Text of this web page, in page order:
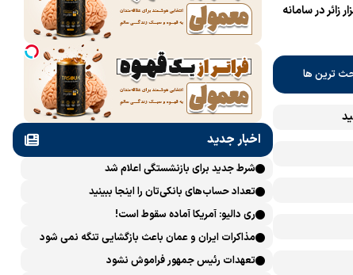
یک میلیون و 700 هزار زائر در سامانه
ترین ها
اخبار جدید
شرط جدید برای بازنشستگی اعلام شد
تعداد حساب‌های بانکی‌تان را اینجا ببینید
ری دالیو: آمریکا آماده سقوط است!
مذاکرات ایران و عمان باعث بازگشایی تنگه نمی شود
تعهدات رئیس جمهور فراموش نشود